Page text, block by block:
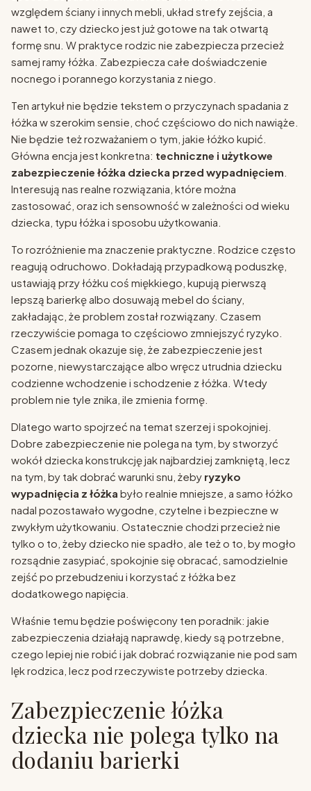
względem ściany i innych mebli, układ strefy zejścia, a
nawet to, czy dziecko jest już gotowe na tak otwartą
formę snu. W praktyce rodzic nie zabezpiecza przecież
samej ramy łóżka. Zabezpiecza całe doświadczenie
nocnego i porannego korzystania z niego.
Ten artykuł nie będzie tekstem o przyczynach spadania z
łóżka w szerokim sensie, choć częściowo do nich nawiąże.
Nie będzie też rozważaniem o tym, jakie łóżko kupić.
Główna encja jest konkretna: techniczne i użytkowe
zabezpieczenie łóżka dziecka przed wypadnięciem
Interesują nas realne rozwiązania, które można
zastosować, oraz ich sensowność w zależności od wieku
dziecka, typu łóżka i sposobu użytkowania.
To rozróżnienie ma znaczenie praktyczne. Rodzice często
reagują odruchowo. Dokładają przypadkową poduszkę,
ustawiają przy łóżku coś miękkiego, kupują pierwszą
lepszą barierkę albo dosuwają mebel do ściany,
zakładając, że problem został rozwiązany. Czasem
rzeczywiście pomaga to częściowo zmniejszyć ryzyko.
Czasem jednak okazuje się, że zabezpieczenie jest
pozorne, niewystarczające albo wręcz utrudnia dziecku
codzienne wchodzenie i schodzenie z łóżka. Wtedy
problem nie tyle znika, ile zmienia formę.
Dlatego warto spojrzeć na temat szerzej i spokojniej.
Dobre zabezpieczenie nie polega na tym, by stworzyć
wokół dziecka konstrukcję jak najbardziej zamkniętą, lecz
na tym, by tak dobrać warunki snu, żeby ryzyko
wypadnięcia z łóżka było realnie mniejsze, a samo łóżko
nadal pozostawało wygodne, czytelne i bezpieczne w
zwykłym użytkowaniu. Ostatecznie chodzi przecież nie
tylko o to, żeby dziecko nie spadło, ale też o to, by mogło
rozsądnie zasypiać, spokojnie się obracać, samodzielnie
zejść po przebudzeniu i korzystać z łóżka bez
dodatkowego napięcia.
Właśnie temu będzie poświęcony ten poradnik: jakie
zabezpieczenia działają naprawdę, kiedy są potrzebne,
czego lepiej nie robić i jak dobrać rozwiązanie nie pod sam
lęk rodzica, lecz pod rzeczywiste potrzeby dziecka.
Zabezpieczenie łóżka
dziecka nie polega tylko na
dodaniu barierki